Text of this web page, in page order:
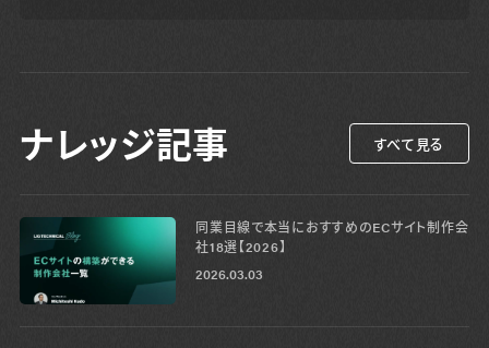
ナレッジ記事 すべて見る
同業目線で本当におすすめのECサイト制作会
社18選【2026】
2026.03.03